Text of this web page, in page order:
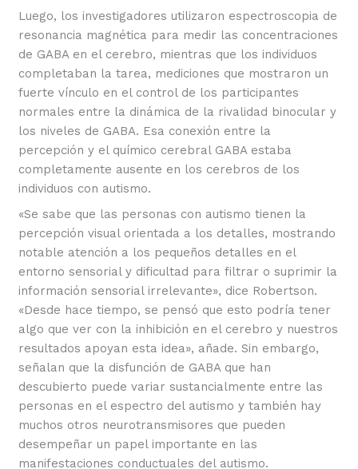
Luego, los investigadores utilizaron espectroscopia de
resonancia magnética para medir las concentraciones
de GABA en el cerebro, mientras que los individuos
completaban la tarea, mediciones que mostraron un
fuerte vínculo en el control de los participantes
normales entre la dinámica de la rivalidad binocular y
los niveles de GABA. Esa conexión entre la
percepción y el químico cerebral GABA estaba
completamente ausente en los cerebros de los
individuos con autismo.
«Se sabe que las personas con autismo tienen la
percepción visual orientada a los detalles, mostrando
notable atención a los pequeños detalles en el
entorno sensorial y dificultad para filtrar o suprimir la
información sensorial irrelevante», dice Robertson.
«Desde hace tiempo, se pensó que esto podría tener
algo que ver con la inhibición en el cerebro y nuestros
resultados apoyan esta idea», añade. Sin embargo,
señalan que la disfunción de GABA que han
descubierto puede variar sustancialmente entre las
personas en el espectro del autismo y también hay
muchos otros neurotransmisores que pueden
desempeñar un papel importante en las
manifestaciones conductuales del autismo.